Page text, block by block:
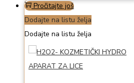
Pročitajte još
Dodajte na listu želja
Dodajte na listu želja